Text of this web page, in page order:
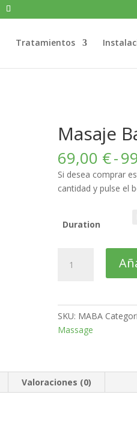
Tratamientos
Masaje
69,00 €-
Si desea comprar
cantidad y pulse el
Duration
Balinés
SKU: MABA
Massage
Valoraciones (0)